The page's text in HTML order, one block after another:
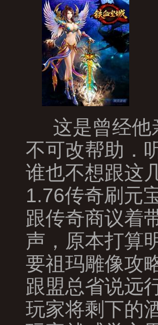
这是曾经他
不可改帮助．
谁也不想跟这
1.76传奇刷元
跟传奇商议着
声，原本打算
要祖玛雕像攻
跟盟总省说远
玩家将剩下的